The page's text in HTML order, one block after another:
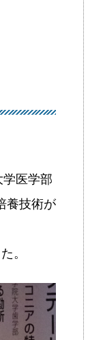
学医学部
養技術が
。